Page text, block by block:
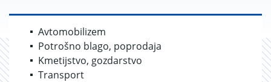
Avtomobilizem
Potrošno blago, poprodaja
Kmetijstvo, gozdarstvo
Transport